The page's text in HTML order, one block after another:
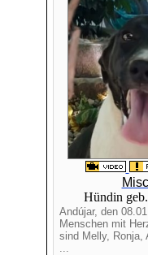
Hündin
Andújar, den
Menschen mit
sind Melly, Ronja,
...